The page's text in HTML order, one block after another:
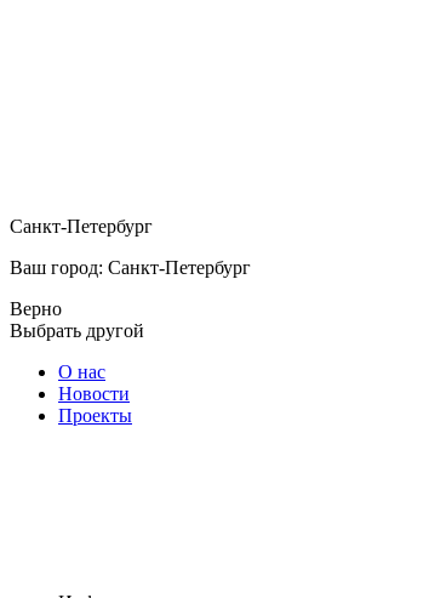
Санкт-Петербург
Ваш город: Санкт-Петербург
Верно
Выбрать другой
О нас
Новости
Проекты